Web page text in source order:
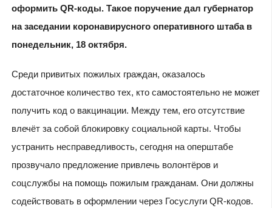
оформить QR-коды. Такое поручение дал губернатор
на заседании коронавирусного оперативного штаба в
понедельник, 18 октября.
Среди привитых пожилых граждан, оказалось
достаточное количество тех, кто самостоятельно не может
получить код о вакцинации. Между тем, его отсутствие
влечёт за собой блокировку социальной карты. Чтобы
устранить несправедливость, сегодня на оперштабе
прозвучало предложение привлечь волонтёров и
соцслужбы на помощь пожилым гражданам. Они должны
содействовать в оформлении через Госуслуги QR-кодов.